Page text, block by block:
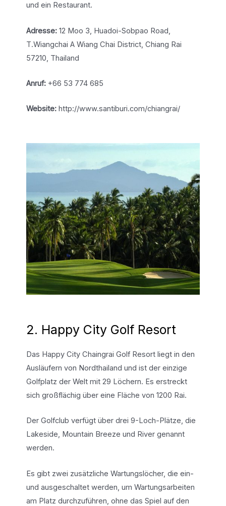
und ein Restaurant.
Adresse:12 Moo 3, Huadoi-Sobpao Road,
T.Wiangchai A Wiang Chai District, Chiang Rai
57210, Thailand
Anruf:+66 53 774 685
Website:http://www.santiburi.com/chiangrai/
2. Happy City Golf Resort
Das Happy City Chaingrai Golf Resort liegt in den
Ausläufern von Nordthailand und ist der einzige
Golfplatz der Welt mit 29 Löchern. Es erstreckt
sich großflächig über eine Fläche von 1200 Rai.
Der Golfclub verfügt über drei 9-Loch-Plätze, die
Lakeside, Mountain Breeze und River genannt
werden.
Es gibt zwei zusätzliche Wartungslöcher, die ein-
und ausgeschaltet werden, um Wartungsarbeiten
am Platz durchzuführen, ohne das Spiel auf den